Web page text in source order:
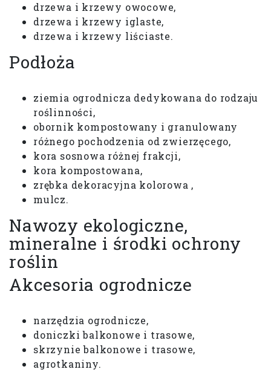
drzewa i krzewy owocowe,
drzewa i krzewy iglaste,
drzewa i krzewy liściaste.
Podłoża
ziemia ogrodnicza dedykowana do rodzaju
roślinności,
obornik kompostowany i granulowany
różnego pochodzenia od zwierzęcego,
kora sosnowa różnej frakcji,
kora kompostowana,
zrębka dekoracyjna kolorowa ,
mulcz.
Nawozy ekologiczne,
mineralne i środki ochrony
roślin
Akcesoria ogrodnicze
narzędzia ogrodnicze,
doniczki balkonowe i trasowe,
skrzynie balkonowe i trasowe,
agrotkaniny.